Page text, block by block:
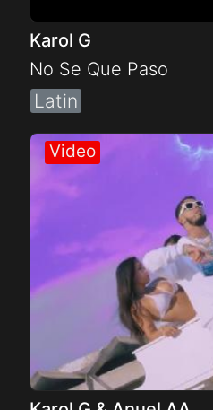
Karol G
No Se Que Paso
Latin